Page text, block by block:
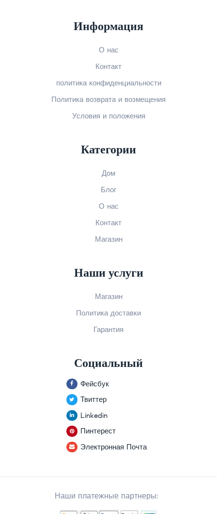
Информация
О нас
Контакт
политика конфиденциальности
Политика возврата и возмещения
Условия и положения
Категории
Дом
Блог
О нас
Контакт
Магазин
Наши услуги
Магазин
Политика доставки
Гарантия
Социальный
Фейсбук
Твиттер
Linkedin
Пинтерест
Электронная Почта
Наши платежные партнеры: